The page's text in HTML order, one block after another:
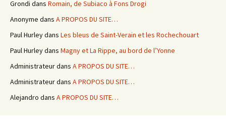
Grondi dans Romain, de Subiaco à Fons Drogi
Anonyme dans A PROPOS DU SITE…
Paul Hurleydans Les bleus de Saint-Verain et les Rochechouart
Paul Hurleydans Magny et La Rippe, au bord de l’Yonne
Administrateurdans A PROPOS DU SITE…
Administrateurdans A PROPOS DU SITE…
Alejandro dans A PROPOS DU SITE…